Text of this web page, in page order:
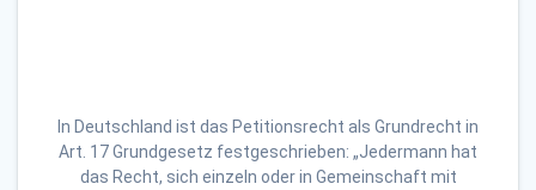
In Deutschland ist das Petitionsrecht als Grundrecht in
Art. 17 Grundgesetz festgeschrieben: „Jedermann hat
das Recht, sich einzeln oder in Gemeinschaft mit